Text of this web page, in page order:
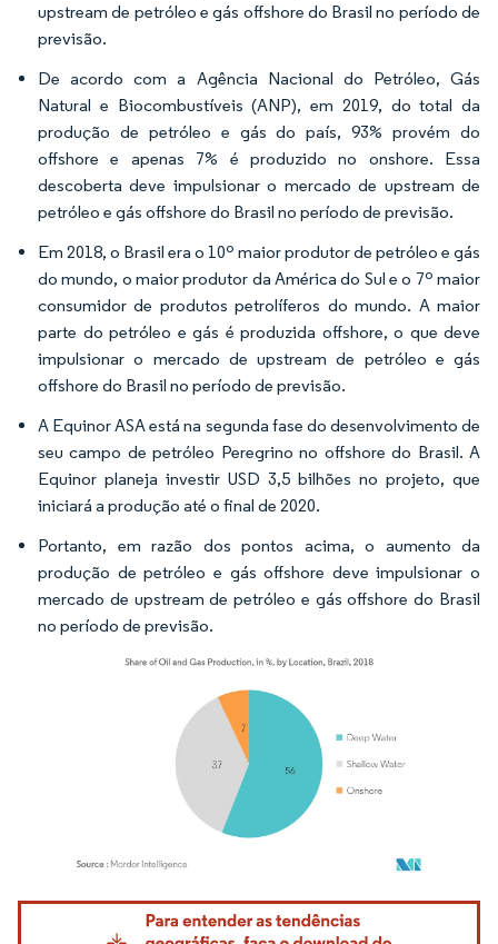
upstream de petróleo e gás offshore do Brasil no período de
previsão.
De acordo com a Agência Nacional do Petróleo, Gás
Natural e Biocombustíveis (ANP), em 2019, do total da
produção de petróleo e gás do país, 93% provém do
offshore e apenas 7% é produzido no onshore. Essa
descoberta deve impulsionar o mercado de upstream de
petróleo e gás offshore do Brasil no período de previsão.
Em 2018, o Brasil era o 10º maior produtor de petróleo e gás
do mundo, o maior produtor da América do Sul e o 7º maior
consumidor de produtos petrolíferos do mundo. A maior
parte do petróleo e gás é produzida offshore, o que deve
impulsionar o mercado de upstream de petróleo e gás
offshore do Brasil no período de previsão.
A Equinor ASA está na segunda fase do desenvolvimento de
seu campo de petróleo Peregrino no offshore do Brasil. A
Equinor planeja investir USD 3,5 bilhões no projeto, que
iniciará a produção até o final de 2020.
Portanto, em razão dos pontos acima, o aumento da
produção de petróleo e gás offshore deve impulsionar o
mercado de upstream de petróleo e gás offshore do Brasil
no período de previsão.
Imagem © Mordor Intelligence. O reuso requer atribuição conforme CC BY 4.0.